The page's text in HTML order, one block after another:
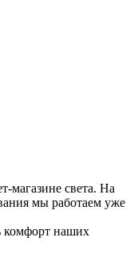
магазине света. На
мы работаем уже
комфорт наших